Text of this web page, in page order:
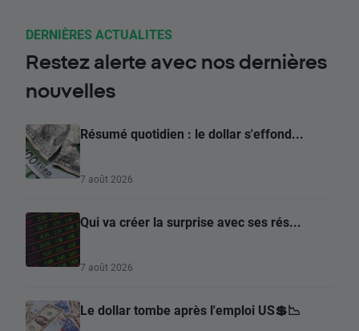
DERNIÈRES ACTUALITES
Restez alerte avec nos dernières
nouvelles
Résumé quotidien : le dollar s'effond...
7 août 2026
Qui va créer la surprise avec ses rés...
7 août 2026
Le dollar tombe après l'emploi US💲📉